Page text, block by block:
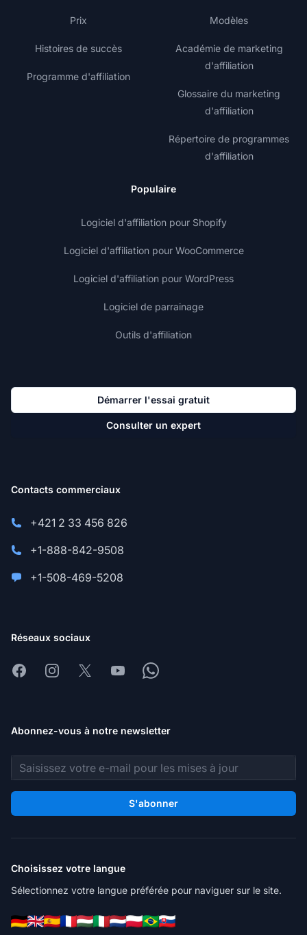
Prix
Histoires de succès
Programme d'affiliation
Modèles
Académie de marketing
d'affiliation
Glossaire du marketing
d'affiliation
Répertoire de programmes
d'affiliation
Populaire
Logiciel d'affiliation pour Shopify
Logiciel d'affiliation pour WooCommerce
Logiciel d'affiliation pour WordPress
Logiciel de parrainage
Outils d'affiliation
Démarrer l'essai gratuit
Consulter un expert
Contacts commerciaux
+421 2 33 456 826
+1-888-842-9508
+1-508-469-5208
Réseaux sociaux
FacebookInstagram
X YoutubeWhatsapp
Abonnez-vous à notre newsletter
Adresse e-mail
S'abonner
Choisissez votre langue
Sélectionnez votre langue préférée pour naviguer sur le site.